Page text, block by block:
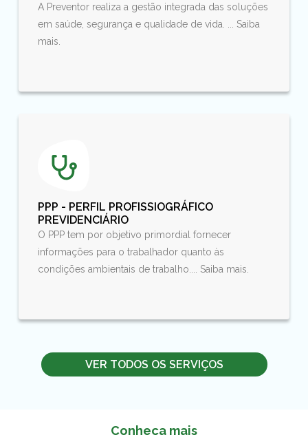
A Preventor realiza a gestão integrada das soluções
em saúde, segurança e qualidade de vida. ... Saiba
mais.
PPP - PERFIL PROFISSIOGRÁFICO
PREVIDENCIÁRIO
O PPP tem por objetivo primordial fornecer
informações para o trabalhador quanto às
condições ambientais de trabalho.... Saiba mais.
VER TODOS OS SERVIÇOS
Conheça mais